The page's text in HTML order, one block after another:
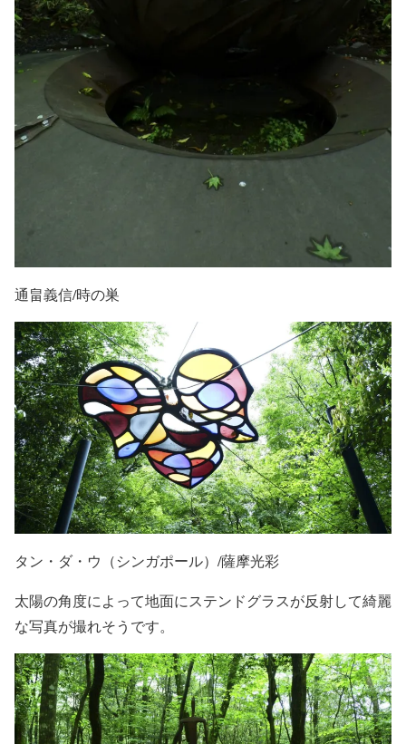
通畠義信/時の巣
タン・ダ・ウ（シンガポール）/薩摩光彩
太陽の角度によって地面にステンドグラスが反射して綺麗
な写真が撮れそうです。